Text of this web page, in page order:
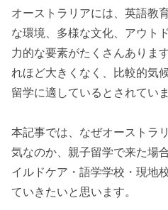
オーストラリアには、英語教
な環境、多様な文化、アウト
力的な要素がたくさんありま
れほど大きくなく、比較的気
留学に適しているとされていま
本記事では、なぜオーストラ
気なのか、親子留学で来た場
イルドケア・語学学校・現地
ていきたいと思います。